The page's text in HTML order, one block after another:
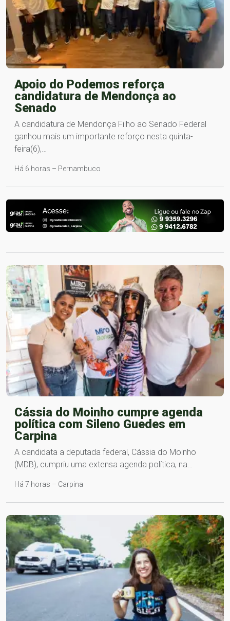
Apoio do Podemos reforça
candidatura de Mendonça ao
Senado
A candidatura de Mendonça Filho ao Senado Federal
ganhou mais um importante reforço nesta quinta-
feira(6),…
Há 6 horas – Pernambuco
Cássia do Moinho cumpre agenda
política com Sileno Guedes em
Carpina
A candidata a deputada federal, Cássia do Moinho
(MDB), cumpriu uma extensa agenda política, na…
Há 7 horas – Carpina